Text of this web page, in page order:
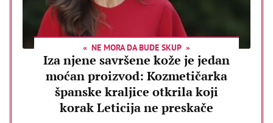
NE MORA DA BUDE SKUP
Iza njene savršene kože je jedan
moćan proizvod: Kozmetičarka
španske kraljice otkrila koji
korak Leticija ne preskače